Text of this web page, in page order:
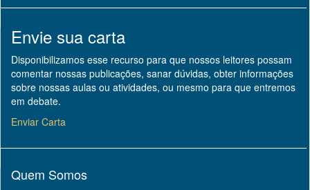
Envie sua carta
Disponibilizamos esse recurso para que nossos leitores possam
comentar nossas publicações, sanar dúvidas, obter informações
sobre nossas aulas ou atividades, ou mesmo para que entremos
em debate.
Enviar Carta
Quem Somos